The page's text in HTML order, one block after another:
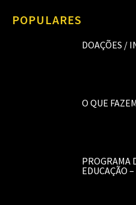
POPULARES
DOAÇÕES /
O QUE
PROGRAMA
EDUCAÇÃO